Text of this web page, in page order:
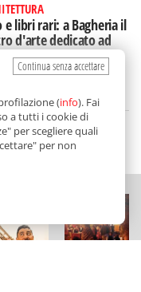
e libri rari: a Bagheria il
d'arte dedicato ad
Continua senza accettare
(info). Fai
a tutti i cookie di
per scegliere quali
per non